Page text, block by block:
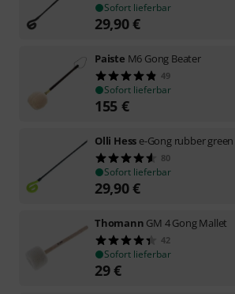
Sofort lieferbar
29,90€
Paiste M6 Gong Beater
49
Sofort lieferbar
155 €
Olli Hess e-Gong rubber green
80
Sofort lieferbar
29,90€
Thomann GM 4 Gong Mallet
42
Sofort lieferbar
29€